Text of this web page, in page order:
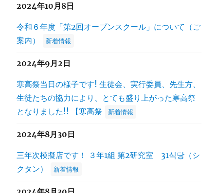
2024年10月8日
令和６年度「第2回オープンスクール」について（ご
案内）
新着情報
2024年9月2日
寒高祭当日の様子です! 生徒会、実行委員、先生方、
生徒たちの協力により、とても盛り上がった寒高祭
となりました!! 【寒高祭
新着情報
2024年8月30日
三年次模擬店です！ ３年1組 第2研究室 31식당（シ
クタン）
新着情報